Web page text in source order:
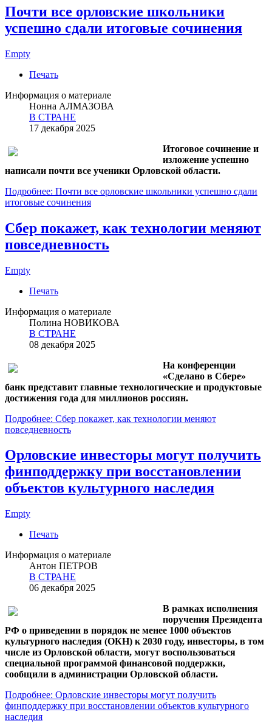
Почти все орловские школьники
успешно сдали итоговые сочинения
Empty
Печать
Информация о материале
Нонна АЛМАЗОВА
В СТРАНЕ
17 декабря 2025
Итоговое сочинение и
изложение успешно
написали почти все ученики Орловской области.
Подробнее: Почти все орловские школьники успешно сдали
итоговые сочинения
Сбер покажет, как технологии меняют
повседневность
Empty
Печать
Информация о материале
Полина НОВИКОВА
В СТРАНЕ
08 декабря 2025
На конференции
«Сделано в Сбере»
банк представит главные технологические и продуктовые
достижения года для миллионов россиян.
Подробнее: Сбер покажет, как технологии меняют
повседневность
Орловские инвесторы могут получить
финподдержку при восстановлении
объектов культурного наследия
Empty
Печать
Информация о материале
Антон ПЕТРОВ
В СТРАНЕ
06 декабря 2025
В рамках исполнения
поручения Президента
РФ о приведении в порядок не менее 1000 объектов
культурного наследия (ОКН) к 2030 году, инвесторы, в том
числе из Орловской области, могут воспользоваться
специальной программой финансовой поддержки,
сообщили в администрации Орловской области.
Подробнее: Орловские инвесторы могут получить
финподдержку при восстановлении объектов культурного
наследия